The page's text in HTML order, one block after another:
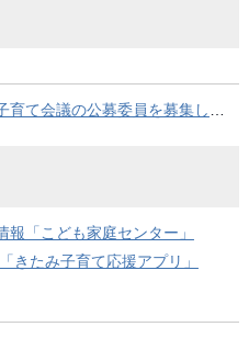
て会議の公募委員を募集します
「こども家庭センター」
きたみ子育て応援アプリ」